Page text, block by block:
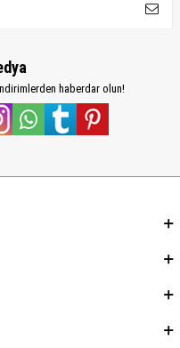
haberdar olun!